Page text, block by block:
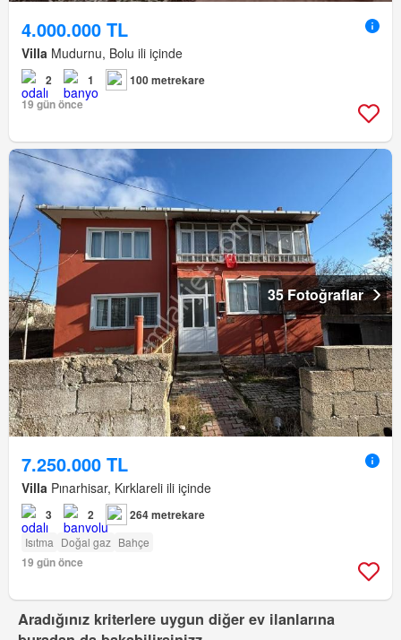
4.000.000 TL
Villa Mudurnu, Bolu ili içinde
2 1
100 metrekare
19 gün önce
35 Fotoğraflar
7.250.000 TL
Villa Pınarhisar, Kırklareli ili içinde
3 2 264 metrekare
Isıtma Doğal gaz Bahçe
19 gün önce
Aradığınız kriterlere uygun diğer ev ilanlarına